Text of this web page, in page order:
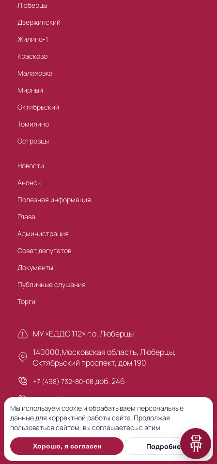
Люберцы
Дзержинский
Жилино-1
Красково
Малаховка
Мирный
Октябрьский
Томилино
Островцы
Новости
Анонсы
Полезная информация
Глава
Администрация
Совет депутатов
Документы
Публичные слушания
Торги
МУ «ЕДДС 112» г.о. Люберцы
140000,Московская область, Люберцы,
Октябрьский проспект, дом 190
+7 (498) 732-80-08 доб. 246
+7 (495) 503-30-00
Предыдущая версия сайта
Мы используем cookie и обрабатываем персональные
данные для корректной работы сайта. Продолжая
пользоваться сайтом, вы соглашаетесь с этим.
Хорошо, я согласен Подробнее